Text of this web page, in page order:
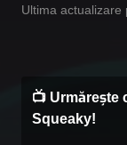
Ultima actualizare
📺 Urmărește
Squeaky!